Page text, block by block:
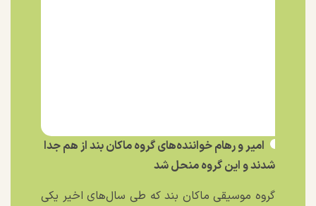
امیر و رهام خواننده‌های گروه ماکان بند از هم جدا
شدند و این گروه منحل شد
گروه موسیقی ماکان بند که طی سال‌های اخیر یکی